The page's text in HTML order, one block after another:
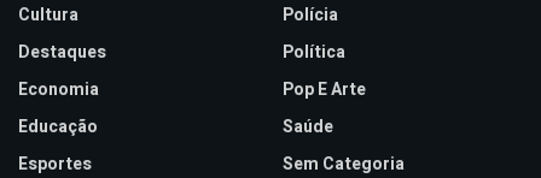
Cultura
Destaques
Economia
Educação
Esportes
Polícia
Política
Pop E Arte
Saúde
Sem Categoria